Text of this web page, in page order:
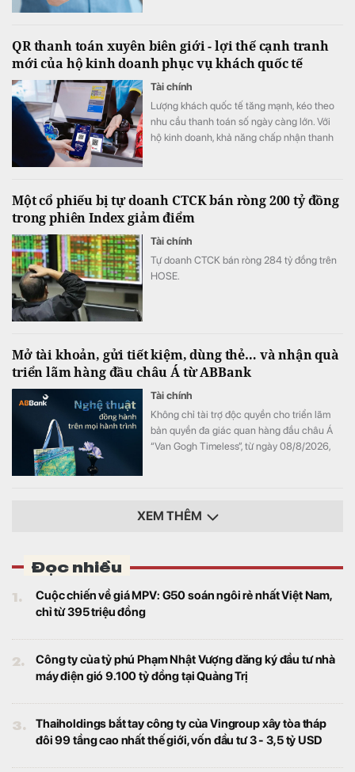
nghiệm được kỳ vọng sẽ trở thành lợi thế
cạnh tranh mới của thị trường thẻ trong giai
QR thanh toán xuyên biên giới - lợi thế cạnh tranh
mới của hộ kinh doanh phục vụ khách quốc tế
Tài chính
Lượng khách quốc tế tăng mạnh, kéo theo
nhu cầu thanh toán số ngày càng lớn. Với
hộ kinh doanh, khả năng chấp nhận thanh
Một cổ phiếu bị tự doanh CTCK bán ròng 200 tỷ đồng
trong phiên Index giảm điểm
Tài chính
Tự doanh CTCK bán ròng 284 tỷ đồng trên
HOSE.
Mở tài khoản, gửi tiết kiệm, dùng thẻ… và nhận quà
triển lãm hàng đầu châu Á từ ABBank
Tài chính
Không chỉ tài trợ độc quyền cho triển lãm
bản quyền đa giác quan hàng đầu châu Á
“Van Gogh Timeless”, từ ngày 08/8/2026,
dự triển lãm và bộ quà tặng phiên bản giới
XEM THÊM
Đọc nhiều
1.
Cuộc chiến về giá MPV: G50 soán ngôi rẻ nhất Việt Nam,
chỉ từ 395 triệu đồng
2.
Công ty của tỷ phú Phạm Nhật Vượng đăng ký đầu tư nhà
máy điện gió 9.100 tỷ đồng tại Quảng Trị
3.
Thaiholdings bắt tay công ty của Vingroup xây tòa tháp
đôi 99 tầng cao nhất thế giới, vốn đầu tư 3 - 3,5 tỷ USD